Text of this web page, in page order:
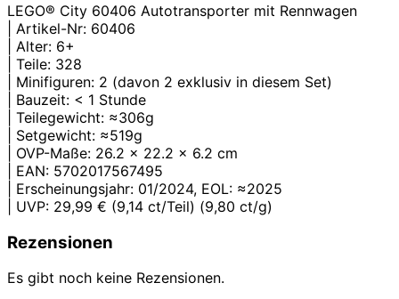
LEGO® City 60406 Autotransporter mit Rennwagen
| Artikel-Nr: 60406
| Alter: 6+
| Teile: 328
| Minifiguren: 2 (davon 2 exklusiv in diesem Set)
| Bauzeit: < 1 Stunde
| Teilegewicht: ≈306g
| Setgewicht: ≈519g
| OVP-Maße: 26.2 x 22.2 x 6.2 cm
| EAN: 5702017567495
| Erscheinungsjahr: 01/2024, EOL: ≈2025
| UVP: 29,99 € (9,14 ct/Teil) (9,80 ct/g)
Rezensionen
Es gibt noch keine Rezensionen.